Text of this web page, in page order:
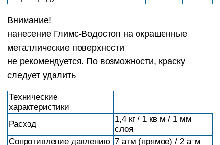
Цвет
серый
Максимальный размер
наполнителя
0,33 кг / 1 кг
Толщина слоя
2-3мм
Жизнеспособность
раствора
Прочность на изгиб
Адгезия
0,9 МПа
Морозостойкость
50 циклов
Водопоглощение
2 %